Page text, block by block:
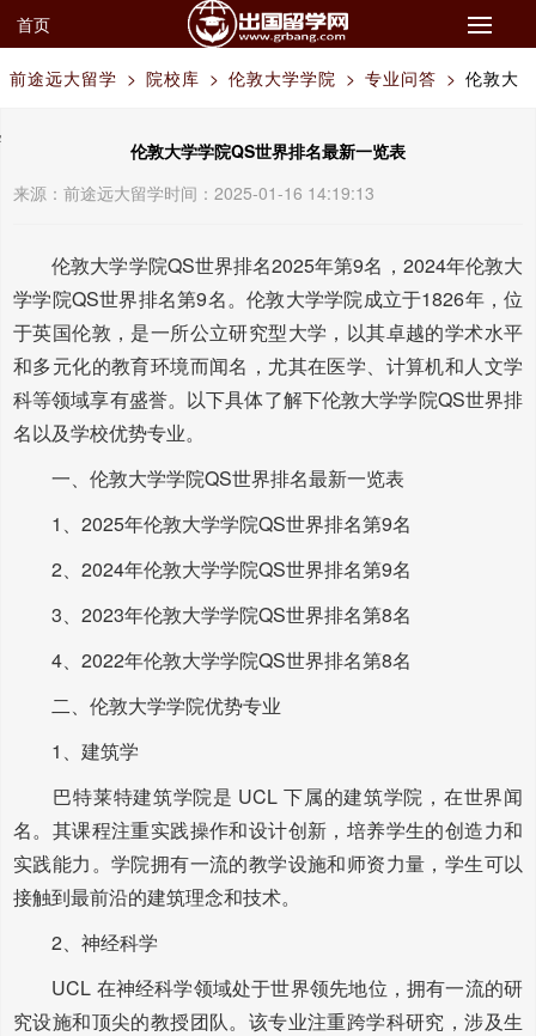
首页
前途远大留学 > 院校库 > 伦敦大学学院 > 专业问答 > 伦敦大
学学院QS世界排名最新一览表
伦敦大学学院QS世界排名最新一览表
来源： 前途远大留学时间：2025-01-16 14:19:13
伦敦大学学院QS世界排名2025年第9名，2024年伦敦大
学学院QS世界排名第9名。伦敦大学学院成立于1826年，位
于英国伦敦，是一所公立研究型大学，以其卓越的学术水平
和多元化的教育环境而闻名，尤其在医学、计算机和人文学
科等领域享有盛誉。以下具体了解下伦敦大学学院QS世界排
名以及学校优势专业。
一、伦敦大学学院QS世界排名最新一览表
1、2025年伦敦大学学院QS世界排名第9名
2、2024年伦敦大学学院QS世界排名第9名
3、2023年伦敦大学学院QS世界排名第8名
4、2022年伦敦大学学院QS世界排名第8名
二、伦敦大学学院优势专业
1、建筑学
巴特莱特建筑学院是 UCL 下属的建筑学院，在世界闻
名。其课程注重实践操作和设计创新，培养学生的创造力和
实践能力。学院拥有一流的教学设施和师资力量，学生可以
接触到最前沿的建筑理念和技术。
2、神经科学
UCL 在神经科学领域处于世界领先地位，拥有一流的研
究设施和顶尖的教授团队。该专业注重跨学科研究，涉及生